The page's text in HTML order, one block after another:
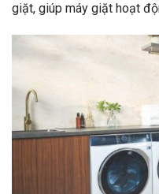
giặt, giúp máy giặt hoạt